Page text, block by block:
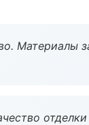
Материалы